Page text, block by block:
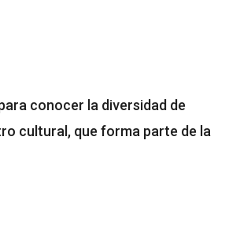
conocer la diversidad de
cultural, que forma parte de la